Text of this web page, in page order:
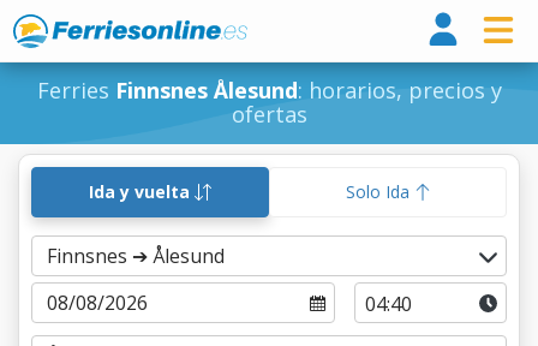
Ferries Finnsnes Ålesund: horarios, precios y
ofertas
Ida y vuelta Solo Ida